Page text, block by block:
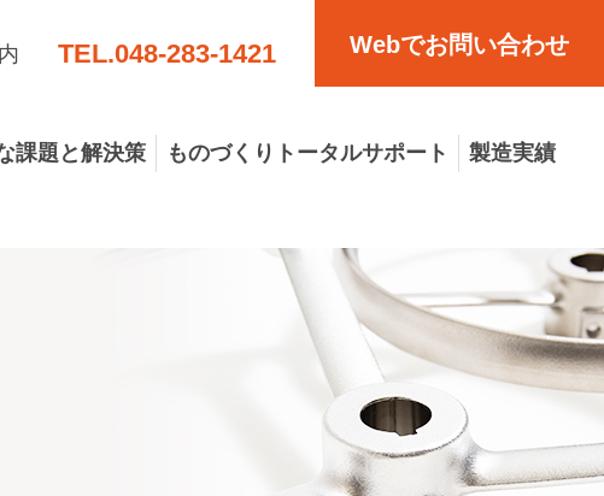
課題と解決策 ものづくりトータルサポート 製造実績
TEL.048-283-1421 Webでお問い合わせ